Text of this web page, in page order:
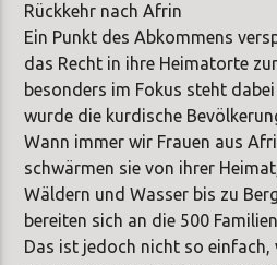
Rückkehr nach Afrin
Ein Punkt des Abkommens
das Recht in ihre Heimatorte
besonders im Fokus steht
wurde die kurdische
Wann immer wir Frauen aus
schwärmen sie von ihrer
Wäldern und Wasser bis zu
bereiten sich an die 500
Das ist jedoch nicht so einfach,